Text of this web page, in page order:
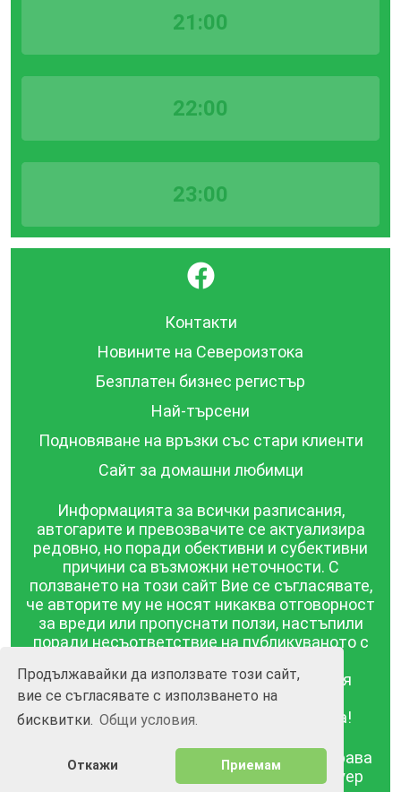
Продължавайки да използвате този сайт,
вие се съгласявате с използването на
бисквитки. Общи условия.
Откажи Приемам
21:00
22:00
23:00
}
Контакти
Новините на Североизтока
Безплатен бизнес регистър
Най-търсени
Подновяване на връзки със стари клиенти
Сайт за домашни любимци
Информацията за всички разписания,
автогарите и превозвачите се актуализира
редовно, но поради обективни и субективни
причини са възможни неточности. С
ползването на този сайт Вие се съгласявате,
че авторите му не носят никаква отговорност
за вреди или пропуснати ползи, настъпили
поради несъответствие на публикуваното с
публикувана в този сайт се предоставя
такава каквато е, без гаранция за
съответствието ѝ с действителността!
BGrazpisanie.com © 2008 - 2026, Всички права
Изработка на уебсайт и софтуер